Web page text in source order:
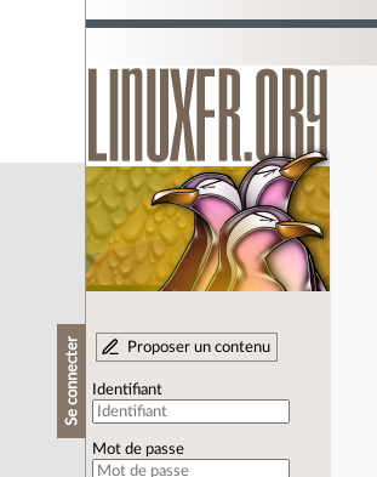
Se connecter Proposer un contenu
Identifiant
Mot de passe